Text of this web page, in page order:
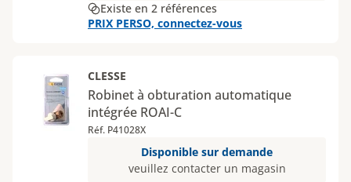
Existe en 2 références
PRIX PERSO, connectez-vous
CLESSE
Robinet à obturation automatique
intégrée ROAI-C
Réf. P41028X
Disponible sur demande
veuillez contacter un magasin